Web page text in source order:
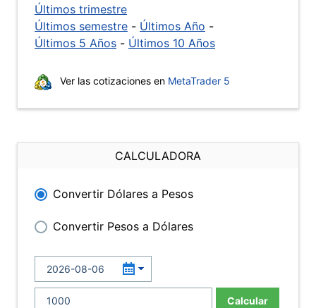
Últimos trimestre
Últimos semestre - Últimos Año -
Últimos 5 Años - Últimos 10 Años
Ver las cotizaciones en MetaTrader 5
CALCULADORA
Convertir Dólares a Pesos
Convertir Pesos a Dólares
Calcular